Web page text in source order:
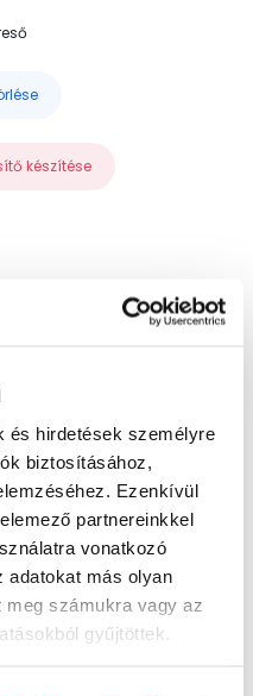
és hirdetések személyre
biztosításához,
Ezenkívül
partnereinkkel
vonatkozó
adatokat más olyan
meg számukra vagy az
gyűjtöttek.
készítése
szűrést!
és napi/heti
megtaláld az